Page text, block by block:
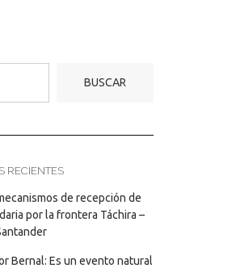
BUSCAR
RECIENTES
de recepción de
por la frontera Táchira –
Bernal: Es un evento natural